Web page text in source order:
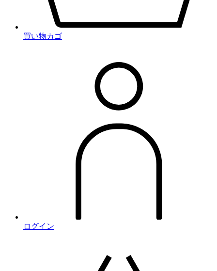
買い物カゴ
ログイン